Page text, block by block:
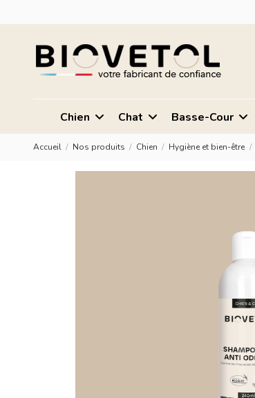
Chien Chat Basse-Cour
Accueil Nos produits Chien Hygiène et bien-être